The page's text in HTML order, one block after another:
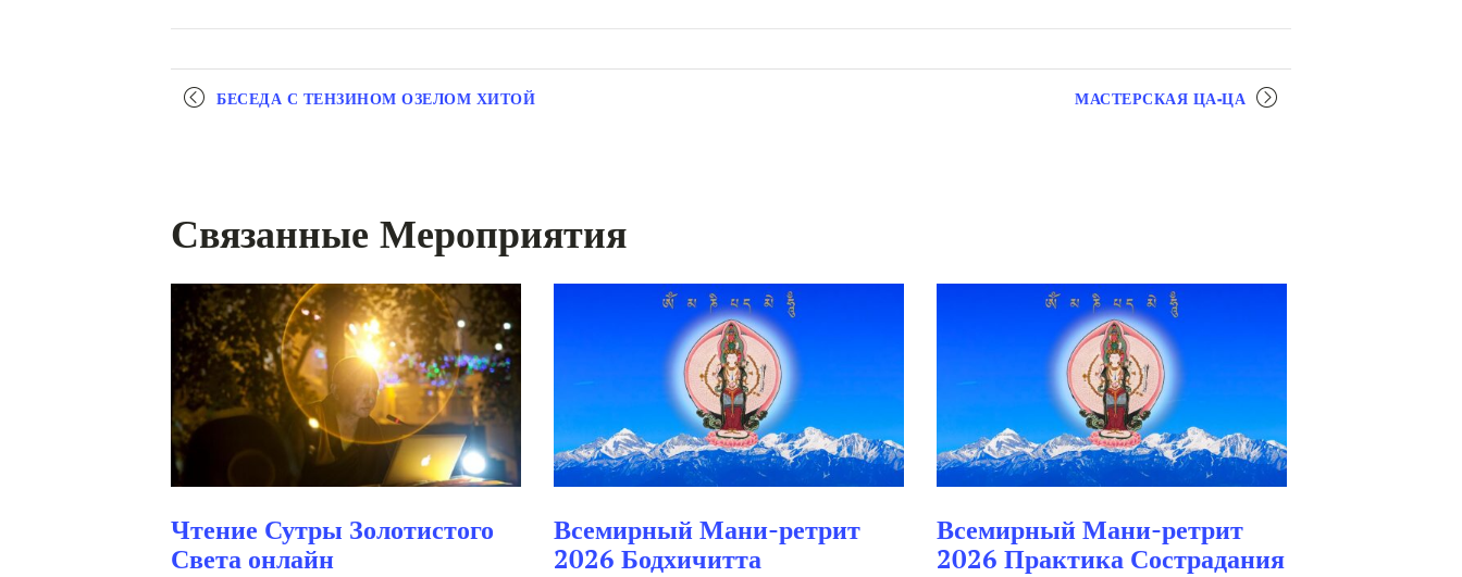
Мероприятие
БЕСЕДА С ТЕНЗИНОМ ОЗЕЛОМ ХИТОЙ МАСТЕРСКАЯ ЦА-ЦА
Связанные Мероприятия
Чтение Сутры Золотистого
Света онлайн
Всемирный Мани-ретрит
2026 Бодхичитта
Всемирный Мани-ретрит
2026 Практика Сострадания